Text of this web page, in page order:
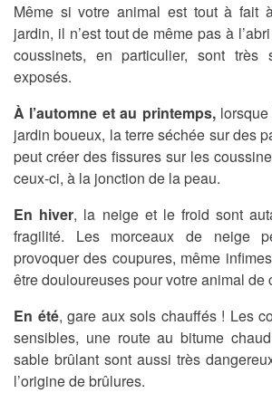
Même si votre animal est tout à fait
jardin, il n’est tout de même pas à
coussinets, en particulier, sont très
exposés.
À l’automne et au printemps,lorsque
jardin boueux, la terre séchée sur des
peut créer des fissures sur les
ceux-ci, à la jonction de la peau.
En hiver, la neige et le froid sont
fragilité. Les morceaux de neige
provoquer des coupures, même
être douloureuses pour votre animal de
En été, gare aux sols chauffés ! Les
sensibles, une route au bitume
sable brûlant sont aussi très
l’origine de brûlures.